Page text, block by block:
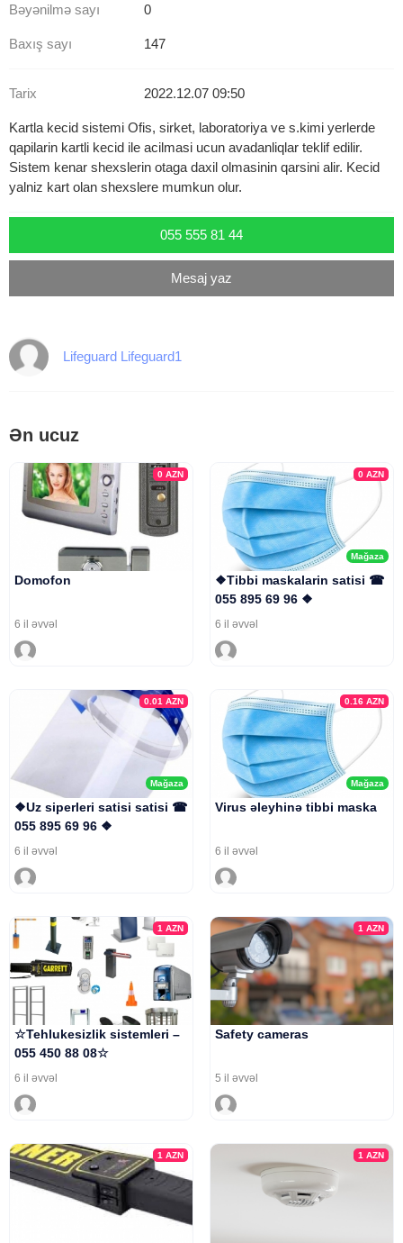
Bəyənilmə sayı 0
Baxış sayı 147
Tarix 2022.12.07 09:50
Kartla kecid sistemi Ofis, sirket, laboratoriya ve s.kimi yerlerde
qapilarin kartli kecid ile acilmasi ucun avadanliqlar teklif edilir.
Sistem kenar shexslerin otaga daxil olmasinin qarsini alir. Kecid
yalniz kart olan shexslere mumkun olur.
055 555 81 44
Mesaj yaz
Lifeguard Lifeguard1
Ən ucuz
0AZN
Domofon
6 il əvvəl
Mağaza
0 AZN
❖Tibbi maskalarin satisi ☎
055 895 69 96 ❖
6 il əvvəl
Mağaza
0.01AZN
❖Uz siperleri satisi satisi ☎
055 895 69 96 ❖
6 il əvvəl
Mağaza
0.16 AZN
Virus əleyhinə tibbi maska
6 il əvvəl
1AZN
☆Tehlukesizlik sistemleri –
055 450 88 08☆
6 il əvvəl
1 AZN
Safety cameras
5 il əvvəl
1AZN 1 AZN